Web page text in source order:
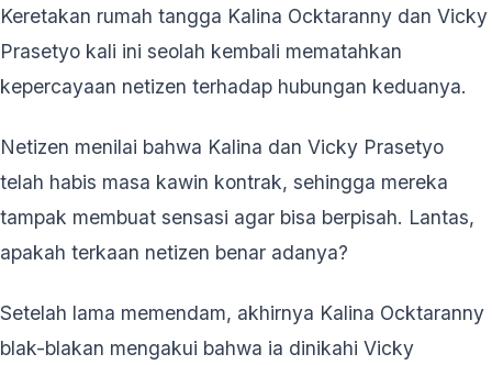
Keretakan rumah tangga Kalina Ocktaranny dan Vicky
Prasetyo kali ini seolah kembali mematahkan
kepercayaan netizen terhadap hubungan keduanya.
Netizen menilai bahwa Kalina dan Vicky Prasetyo
telah habis masa kawin kontrak, sehingga mereka
tampak membuat sensasi agar bisa berpisah. Lantas,
apakah terkaan netizen benar adanya?
Setelah lama memendam, akhirnya Kalina Ocktaranny
blak-blakan mengakui bahwa ia dinikahi Vicky